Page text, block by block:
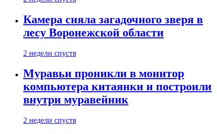
Камера сняла загадочного зверя в
лесу Воронежской области
2 недели спустя
Муравьи проникли в монитор
компьютера китаянки и построили
внутри муравейник
2 недели спустя